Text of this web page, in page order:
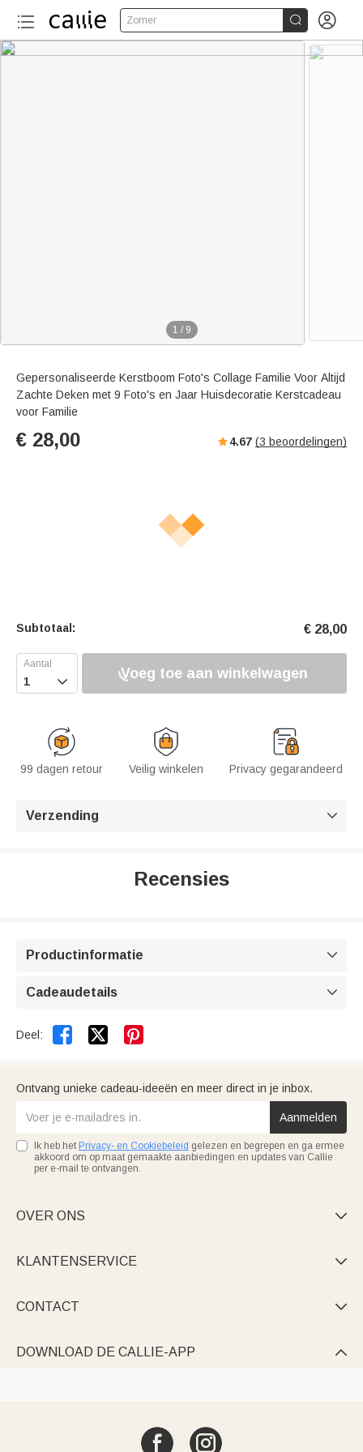
Zomer  
1 / 9
Gepersonaliseerde Kerstboom Foto's Collage Familie Voor Altijd
Zachte Deken met 9 Foto's en Jaar Huisdecoratie Kerstcadeau
voor Familie
€ 28,00 4.67 (3 beoordelingen)
Subtotaal: € 28,00
 Voeg toe aan winkelwagen
99 dagen retour Veilig winkelen Privacy gegarandeerd
Verzending 
Recensies
Productinformatie 
Cadeaudetails 
Deel:  
Ontvang unieke cadeau-ideeën en meer direct in je inbox.
Aanmelden
Ik heb het Privacy- en Cookiebeleid gelezen en begrepen en ga ermee
akkoord om op maat gemaakte aanbiedingen en updates van Callie
per e-mail te ontvangen.
OVER ONS 
KLANTENSERVICE 
CONTACT 
DOWNLOAD DE CALLIE-APP 